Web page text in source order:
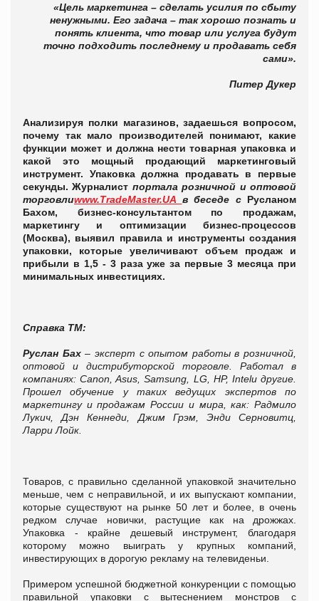
«Цель маркетинга – сделать усилия по сбыту
ненужными. Его задача – так хорошо познать и
понять клиента, что товар или услуга будут
точно подходить последнему и продавать себя
сами».
Питер Дукер
Анализируя полки магазинов, задаешься вопросом,
почему так мало производителей понимают, какие
функции может и должна нести товарная упаковка и
какой это мощный продающий маркетинговый
инструмент. Упаковка должна продавать в первые
секунды. Журналист портала розничной и оптовой
торговлиwww.TradeMaster.UA в беседе с Русланом
Бахом, бизнес-консультантом по продажам,
маркетингу и оптимизации бизнес-процессов
(Москва), выявил правила и инструменты создания
упаковки, которые увеличивают объем продаж и
прибыли в 1,5 - 3 раза уже за первые 3 месяца при
минимальных инвестициях.
Справка ТМ:
Руслан Бах– эксперт с опытом работы в розничной,
оптовой и дистрибуторской торговле. Работал в
компаниях: Canon, Asus, Samsung, LG, HP, Intelи другие
Прошел обучение у таких ведущих экспертов по
маркетингу и продажам России и мира, как: Радмило
Лукич, Дэн Кеннеди, Джим Грэм, Энди Серновитц,
Ларри Лойк.
Товаров, с правильно сделанной упаковкой значительно
меньше, чем с неправильной, и их выпускают компании,
которые существуют на рынке 50 лет и более, в очень
редком случае новички, растущие как на дрожжах.
Упаковка - крайне дешевый инструмент, благодаря
которому можно выиграть у крупных компаний,
инвестирующих в дорогую рекламу на телевиденьи.
Примером успешной бюджетной конкуренции с помощью
правильной упаковки с вытеснением монстров с